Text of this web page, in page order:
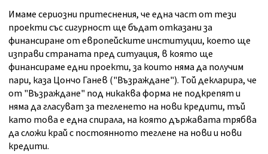
Имаме сериозни притеснения, че една част от тези
проекти със сигурност ще бъдат отказани за
финансиране от европейските институции, което ще
изправи страната пред ситуация, в която ще
финансираме едни проекти, за които няма да получим
пари, каза Цончо Ганев ("Възраждане"). Той декларира, че
от "Възраждане" под никаква форма не подкрепят и
няма да гласуват за тегленето на нови кредити, тъй
като това е една спирала, на която държавата трябва
да сложи край с постоянното теглене на нови и нови
кредити.